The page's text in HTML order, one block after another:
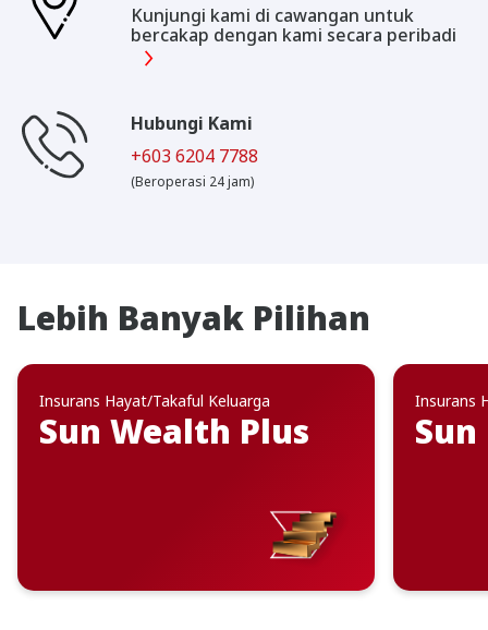
Kunjungi kami di cawangan untuk
bercakap dengan kami secara peribadi
Hubungi Kami
+603 6204 7788
(Beroperasi 24 jam)
Lebih Banyak Pilihan
Insurans Hayat/Takaful Keluarga
Sun Wealth Plus
Insurans